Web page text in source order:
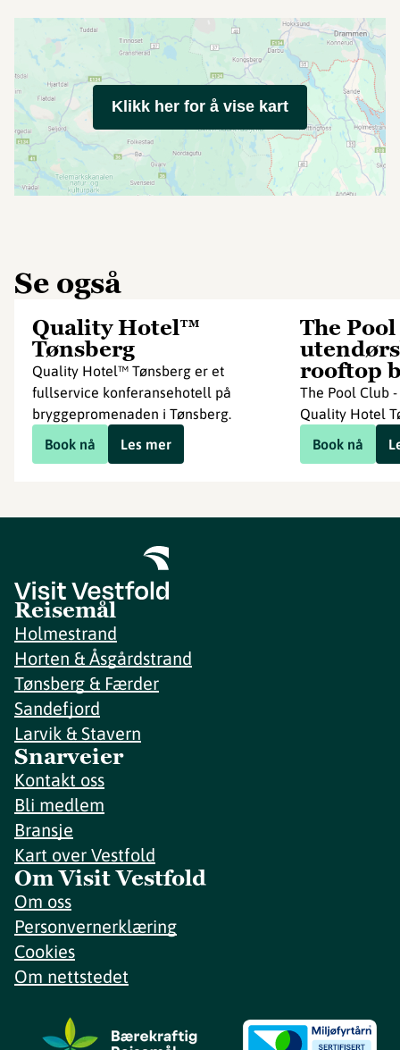
Klikk her for å vise kart
Se også
Quality Hotel™
Tønsberg
Quality Hotel™ Tønsberg er et
fullservice konferansehotell på
bryggepromenaden i Tønsberg.
Book nå
Les mer
The
rooftop
The Pool Club
Quality Hotel
Book nå
Reisemål
Holmestrand
Horten & Åsgårdstrand
Tønsberg & Færder
Sandefjord
Larvik & Stavern
Snarveier
Kontakt oss
Bli medlem
Bransje
Kart over Vestfold
Om Visit Vestfold
Om oss
Personvernerklæring
Cookies
Om nettstedet